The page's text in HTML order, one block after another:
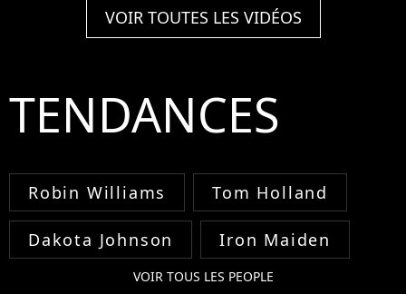
VOIR TOUTES LES VIDÉOS
TENDANCES
Robin Williams Tom Holland
Dakota Johnson Iron Maiden
VOIR TOUS LES PEOPLE